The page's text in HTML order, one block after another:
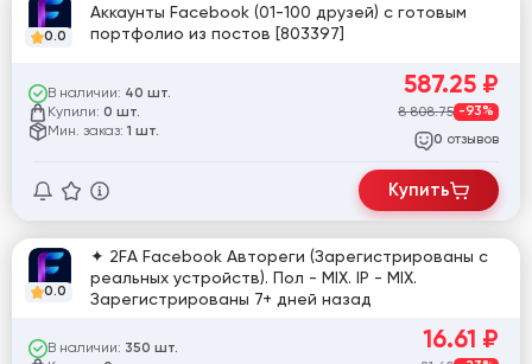
0.0
Аккаунты Facebook (01-100 друзей) с готовым
портфолио из постов [803397]
В наличии: 40 шт.
Купили: 0 шт.
Мин. заказ: 1 шт.
587.25 ₽
8 808.75 -93%
0 отзывов
Купить
0.0
✦ 2FA Facebook Автореги (Зарегистрированы с
реальных устройств). Пол - MIX. IP - MIX.
Зарегистрированы 7+ дней назад
В наличии: 350 шт. 16.61 ₽